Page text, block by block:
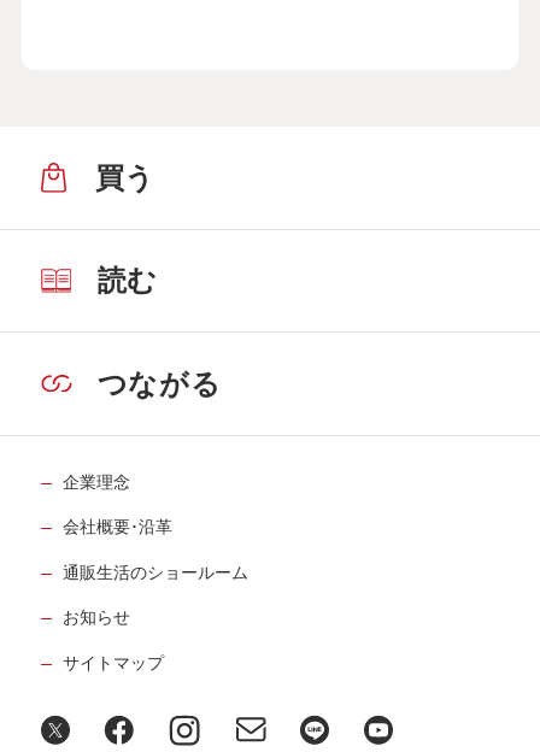
買う
読む
つながる
企業理念
会社概要･沿革
通販生活のショールーム
お知らせ
サイトマップ